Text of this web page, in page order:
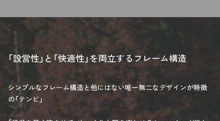
「設営性」と「快適性」を両立するフレーム構造
シンプルなフレーム構造と他にはない唯一無二なデザインが特徴
の「テンビ」